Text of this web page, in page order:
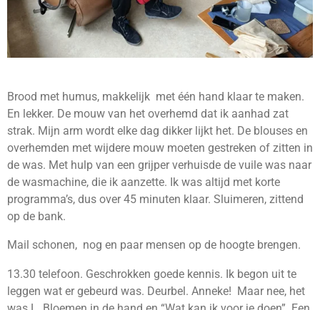
Brood met humus, makkelijk met één hand klaar te maken.
En lekker. De mouw van het overhemd dat ik aanhad zat
strak. Mijn arm wordt elke dag dikker lijkt het. De blouses en
overhemden met wijdere mouw moeten gestreken of zitten in
de was. Met hulp van een grijper verhuisde de vuile was naar
de wasmachine, die ik aanzette. Ik was altijd met korte
programma’s, dus over 45 minuten klaar. Sluimeren, zittend
op de bank.
Mail schonen, nog en paar mensen op de hoogte brengen.
13.30 telefoon. Geschrokken goede kennis. Ik begon uit te
leggen wat er gebeurd was. Deurbel. Anneke! Maar nee, het